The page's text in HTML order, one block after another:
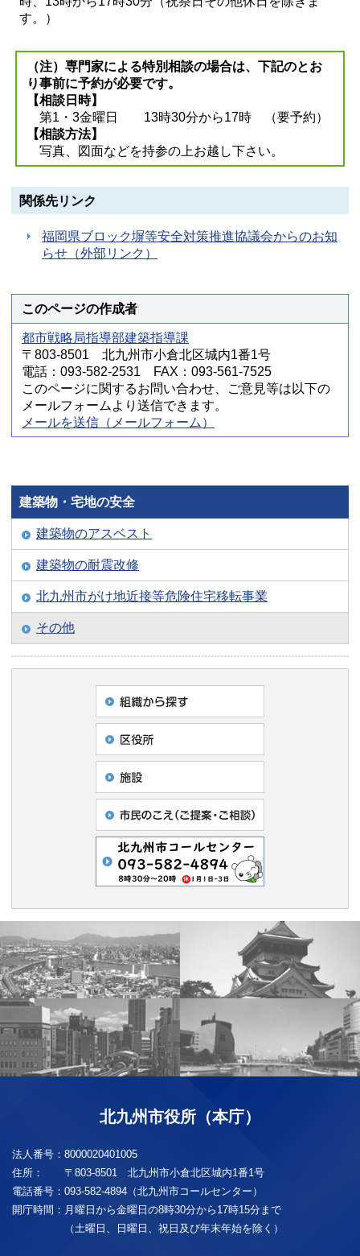
す。）
（注）専門家による特別相談の場合は、下記のとお
り事前に予約が必要です。
【相談日時】
第1・3金曜日 13時30分から17時 （要予約）
【相談方法】
写真、図面などを持参の上お越し下さい。
関係先リンク
福岡県ブロック塀等安全対策推進協議会からのお知
らせ（外部リンク）
このページの作成者
都市戦略局指導部建築指導課
〒803-8501 北九州市小倉北区城内1番1号
電話：093-582-2531 FAX：093-561-7525
このページに関するお問い合わせ、ご意見等は以下の
メールフォームより送信できます。
メールを送信（メールフォーム）
建築物・宅地の安全
建築物のアスベスト
建築物の耐震改修
北九州市がけ地近接等危険住宅移転事業
その他
北九州市役所（本庁）
法人番号： 8000020401005
住所：
〒803-8501 北九州市小倉北区城内1番1号
電話番号： 093-582-4894（北九州市コールセンター）
開庁時間： 月曜日から金曜日の8時30分から17時15分まで
（土曜日、日曜日、祝日及び年末年始を除く）